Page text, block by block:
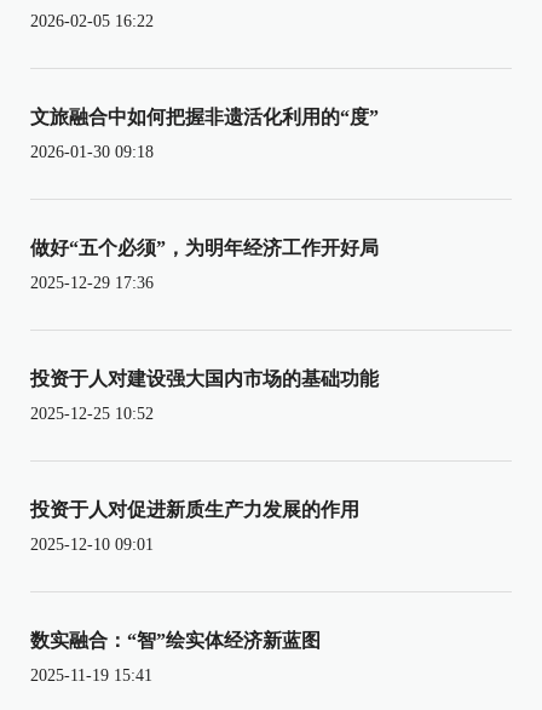
2026-02-05 16:22
文旅融合中如何把握非遗活化利用的“度”
2026-01-30 09:18
做好“五个必须”，为明年经济工作开好局
2025-12-29 17:36
投资于人对建设强大国内市场的基础功能
2025-12-25 10:52
投资于人对促进新质生产力发展的作用
2025-12-10 09:01
数实融合：“智”绘实体经济新蓝图
2025-11-19 15:41